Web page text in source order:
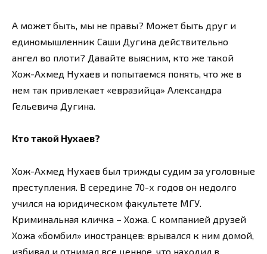
А может быть, мы не правы? Может быть друг и
единомышленник Саши Дугина действительно
ангел во плоти? Давайте выясним, кто же такой
Хож-Ахмед Нухаев и попытаемся понять, что же в
нем так привлекает «евразийца» Александра
Гельевича Дугина.
Кто такой Нухаев?
Хож-Ахмед Нухаев был трижды судим за уголовные
преступления. В середине 70-х годов он недолго
учился на юридическом факультете МГУ.
Криминальная кличка – Хожа. С компанией друзей
Хожа «бомбил» иностранцев: врывался к ним домой,
избивал и отнимал все ценное, что находил в